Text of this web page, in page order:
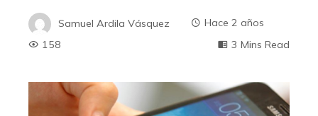
Samuel Ardila Vásquez
Hace 2 años
158
3 Mins Read